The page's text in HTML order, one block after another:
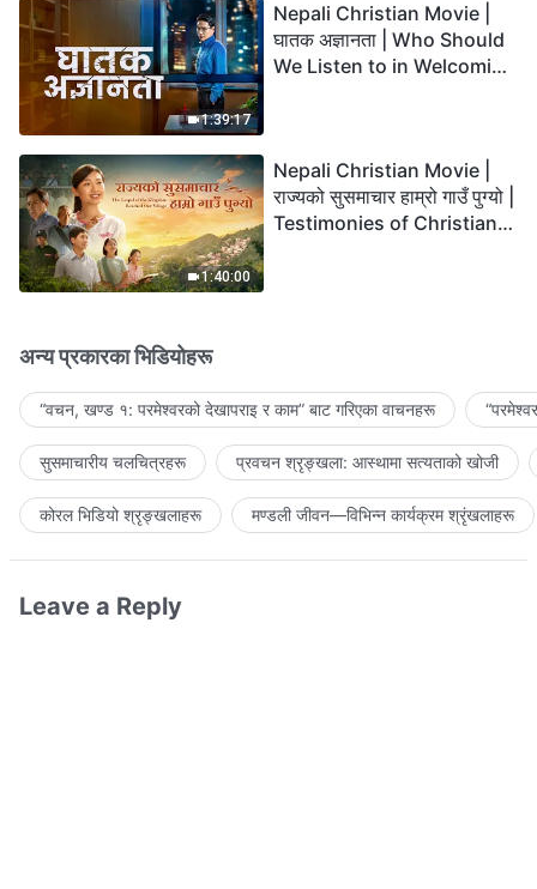
1:39:17
Nepali Christian Movie |
घातक अज्ञानता | Who Should
We Listen to in Welcoming
1:40:00
Nepali Christian Movie |
राज्यको सुसमाचार हाम्रो गाउँ पुग्यो |
Testimonies of Christians
अन्य प्रकारका भिडियोहरू
“वचन, खण्ड १: परमेश्‍वरको देखापराइ र काम” बाट गरिएका वाचनहरू
सुसमाचारीय चलचित्रहरू प्रवचन श्रृङ्खला: आस्थामा सत्यताको खोजी
कोरल भिडियो श्रृङ्खलाहरू मण्डली जीवन—विभिन्‍न कार्यक्रम श्रृंखलाहरू
Leave a Reply